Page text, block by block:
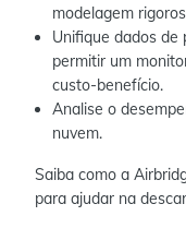
modelagem
Unifique dados de
permitir um
custo-benefício.
Analise o
nuvem.
Saiba como a
para ajudar na